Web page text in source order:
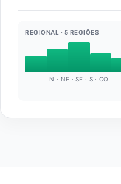
REGIONAL · 5 REGIÕES
N · NE · SE · S · CO